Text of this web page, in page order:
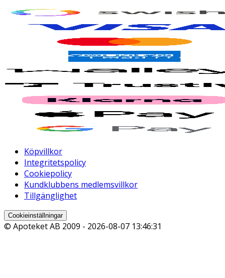
Köpvillkor
Integritetspolicy
Cookiepolicy
Kundklubbens medlemsvillkor
Tillgänglighet
Cookieinställningar
© Apoteket AB 2009 - 2026-08-07 13:46:31